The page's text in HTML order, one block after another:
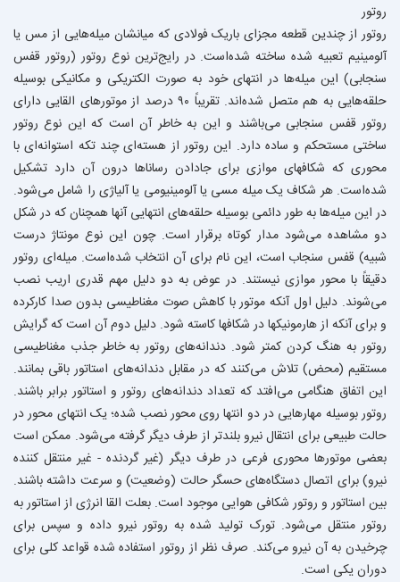
روتور
روتور از چندین قطعه مجزای باریک فولادی که میانشان میله‌هایی از مس یا
آلومینیم تعبیه شده ساخته شده‌است. در رایج‌ترین نوع روتور (روتور قفس
سنجابی) این میله‌ها در انتهای خود به صورت الکتریکی و مکانیکی بوسیله
حلقه‌هایی به هم متصل شده‌اند. تقریباً ۹۰ درصد از موتورهای القایی دارای
روتور قفس سنجابی می‌باشند و این به خاطر آن است که این نوع روتور
ساختی مستحکم و ساده دارد. این روتور از هسته‌ای چند تکه استوانه‌ای با
محوری که شکافهای موازی برای جادادن رساناها درون آن دارد تشکیل
شده‌است. هر شکاف یک میله مسی یا آلومینیومی یا آلیاژی را شامل می‌شود.
در این میله‌ها به طور دائمی بوسیله حلقه‌های انتهایی آنها همچنان که در شکل
دو مشاهده می‌شود مدار کوتاه برقرار است. چون این نوع مونتاژ درست
شبیه) قفس سنجاب است، این نام برای آن انتخاب شده‌است. میله‌ای روتور
دقیقاً با محور موازی نیستند. در عوض به دو دلیل مهم قدری اریب نصب
می‌شوند. دلیل اول آنکه موتور با کاهش صوت مغناطیسی بدون صدا کارکرده
و برای آنکه از هارمونیکها در شکافها کاسته شود. دلیل دوم آن است که گرایش
روتور به هنگ کردن کمتر شود. دندانه‌های روتور به خاطر جذب مغناطیسی
مستقیم (محض) تلاش می‌کنند که در مقابل دندانه‌های استاتور باقی بمانند.
این اتفاق هنگامی می‌افتد که تعداد دندانه‌های روتور و استاتور برابر باشند.
روتور بوسیله مهارهایی در دو انتها روی محور نصب شده؛ یک انتهای محور در
حالت طبیعی برای انتقال نیرو بلندتر از طرف دیگر گرفته می‌شود. ممکن است
بعضی موتورها محوری فرعی در طرف دیگر (غیر گردنده - غیر منتقل کننده
نیرو) برای اتصال دستگاه‌های حسگر حالت (وضعیت) و سرعت داشته باشند.
بین استاتور و روتور شکافی هوایی موجود است. بعلت القا انرژی از استاتور به
روتور منتقل می‌شود. تورک تولید شده به روتور نیرو داده و سپس برای
چرخیدن به آن نیرو می‌کند. صرف نظر از روتور استفاده شده قواعد کلی برای
دوران یکی است.